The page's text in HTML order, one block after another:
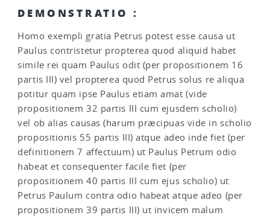
DEMONSTRATIO :
Homo exempli gratia Petrus potest esse causa ut
Paulus contristetur propterea quod aliquid habet
simile rei quam Paulus odit (per propositionem 16
partis III) vel propterea quod Petrus solus re aliqua
potitur quam ipse Paulus etiam amat (vide
propositionem 32 partis III cum ejusdem scholio)
vel ob alias causas (harum præcipuas vide in scholio
propositionis 55 partis III) atque adeo inde fiet (per
definitionem 7 affectuum) ut Paulus Petrum odio
habeat et consequenter facile fiet (per
propositionem 40 partis III cum ejus scholio) ut
Petrus Paulum contra odio habeat atque adeo (per
propositionem 39 partis III) ut invicem malum